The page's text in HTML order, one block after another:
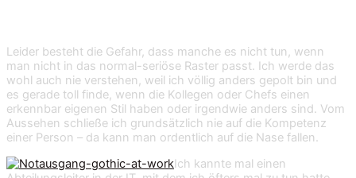
Leider besteht die Gefahr, dass manche es nicht tun, wenn
man nicht in das normal-seriöse Raster passt. Ich werde das
wohl auch nie verstehen, weil ich völlig anders gepolt bin und
es gerade toll finde, wenn die Kollegen oder Chefs einen
erkennbar eigenen Stil haben oder irgendwie anders sind. Vom
Aussehen schließe ich grundsätzlich nie auf die Kompetenz
einer Person – da kann man ordentlich auf die Nase fallen.
Ich kannte mal einen